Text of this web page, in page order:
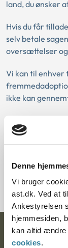
Denne
Vi bruger
ast.dk. Ved at
Ankestyrelsen
hjemmesiden,
kan altid
cookies.
land, du ønsker
Hvis du får
selv betale
oversættelser
Vi kan til
ikke kan
KONTAKT
Kontakt